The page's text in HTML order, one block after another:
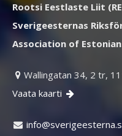
Rootsi Eestlaste Liit
Sverigeesternas
Association of
 Wallingatan 34, 2 tr,
Vaata kaarti 
 retse
egire
vs@of
ni